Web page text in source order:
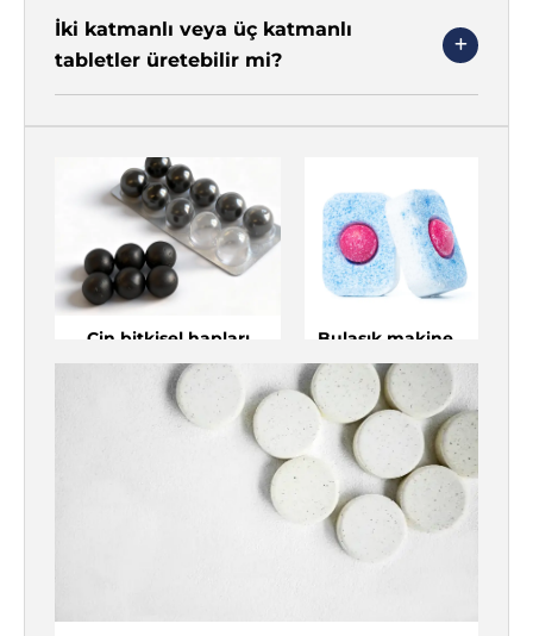
İki katmanlı veya üç katmanlı
tabletler üretebilir mi?
Çin bitkisel hapları
Çin bitkisel hapları
Bulaşık makinesi
deterjan
tabletleri
deterjan
tabletleri
Efervesan tabletler